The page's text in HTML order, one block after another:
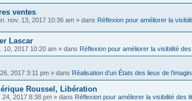
ventes
nov. 13, 2017 10:36 am » dans Réflexion pour améliorer la
Lascar
10, 2017 10:20 am » dans Réflexion pour améliorer la visibilité
2017 3:11 pm » dans Réalisation d’un États des lieux de
Roussel, Libération
24, 2017 8:38 pm » dans Réflexion pour améliorer la visibilité des